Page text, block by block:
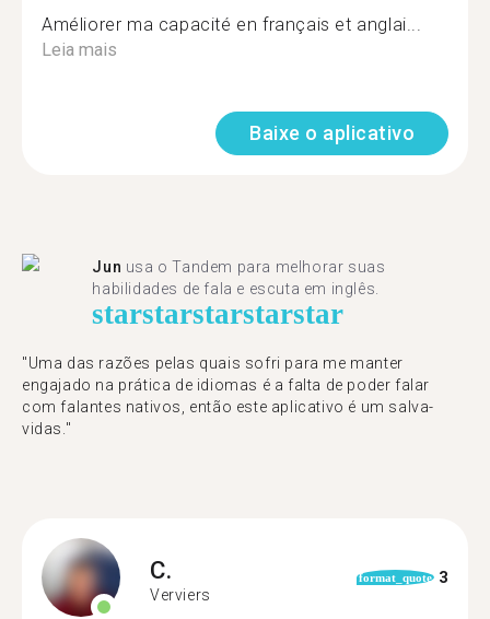
Améliorer ma capacité en français et anglai...
Leia mais
Baixe o aplicativo
Jun usa o Tandem para melhorar suas
habilidades de fala e escuta em inglês.
starstarstarstarstar
"Uma das razões pelas quais sofri para me manter
engajado na prática de idiomas é a falta de poder falar
com falantes nativos, então este aplicativo é um salva-
vidas."
C.
Verviers
format_quote 3